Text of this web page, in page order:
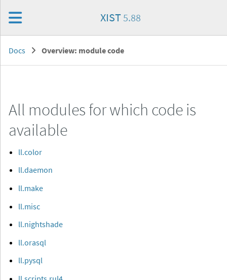
XIST5.88
Docs Overview: module code
All modules for which code is
available
ll.color
ll.daemon
ll.make
ll.misc
ll.nightshade
ll.orasql
ll.pysql